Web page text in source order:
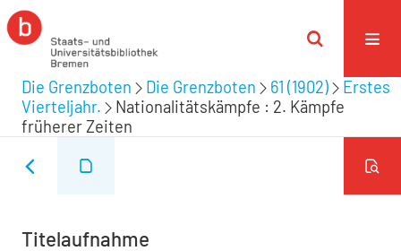
Die Grenzboten Die Grenzboten 61 (1902)
Erstes
Vierteljahr.
Nationalitätskämpfe : 2. Kämpfe
früherer Zeiten
Titelaufnahme